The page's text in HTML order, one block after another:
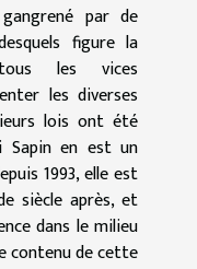
par de
figure la
les vices
les diverses
lois ont été
Sapin en est un
1993, elle est
siècle après, et
dans le milieu
contenu de cette